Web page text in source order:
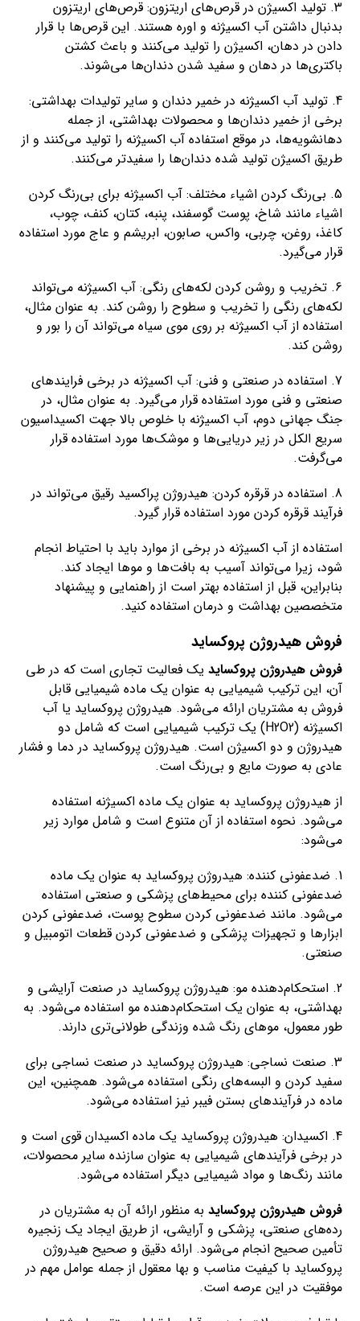
3. تولید اکسیژن در قرص‌های اریتزون: قرص‌های اریتزون
بدنبال داشتن آب اکسیژنه و اوره هستند. این قرص‌ها با قرار
دادن در دهان، اکسیژن را تولید می‌کنند و باعث کشتن
باکتری‌ها در دهان و سفید شدن دندان‌ها می‌شوند.
4. تولید آب اکسیژنه در خمیر دندان و سایر تولیدات بهداشتی:
برخی از خمیر دندان‌ها و محصولات بهداشتی، از جمله
دهانشویه‌ها، در موقع استفاده آب اکسیژنه را تولید می‌کنند و از
طریق اکسیژن تولید شده دندان‌ها را سفیدتر می‌کنند.
5. بی‌رنگ کردن اشیاء مختلف: آب اکسیژنه برای بی‌رنگ کردن
اشیاء مانند شاخ، پوست گوسفند، پنبه، کتان، کنف، چوب،
کاغذ، روغن، چربی، واکس، صابون، ابریشم و عاج مورد استفاده
قرار می‌گیرد.
6. تخریب و روشن کردن لکه‌های رنگی: آب اکسیژنه می‌تواند
لکه‌های رنگی را تخریب و سطوح را روشن کند. به عنوان مثال،
استفاده از آب اکسیژنه بر روی موی سیاه می‌تواند آن را بور و
روشن کند.
7. استفاده در صنعتی و فنی: آب اکسیژنه در برخی فرایندهای
صنعتی و فنی مورد استفاده قرار می‌گیرد. به عنوان مثال، در
جنگ جهانی دوم، آب اکسیژنه با خلوص بالا جهت اکسیداسیون
سریع الکل در زیر دریایی‌ها و موشک‌ها مورد استفاده قرار
می‌گرفت.
8. استفاده در قرقره کردن: هیدروژن پراکسید رقیق می‌تواند در
فرآیند قرقره کردن مورد استفاده قرار گیرد.
استفاده از آب اکسیژنه در برخی از موارد باید با احتیاط انجام
شود، زیرا می‌تواند آسیب به بافت‌ها و موها ایجاد کند.
بنابراین، قبل از استفاده بهتر است از راهنمایی و پیشنهاد
متخصصین بهداشت و درمان استفاده کنید.
فروش هیدروژن پروکساید
فروش هیدروژن پروکساید یک فعالیت تجاری است که در طی
آن، این ترکیب شیمیایی به عنوان یک ماده شیمیایی قابل
فروش به مشتریان ارائه می‌شود. هیدروژن پروکساید یا آب
اکسیژنه (H2O2) یک ترکیب شیمیایی است که شامل دو
هیدروژن و دو اکسیژن است. هیدروژن پروکساید در دما و فشار
عادی به صورت مایع و بی‌رنگ است.
از هیدروژن پروکساید به عنوان یک ماده اکسیژنه استفاده
می‌شود. نحوه استفاده از آن متنوع است و شامل موارد زیر
می‌شود:
1. ضدعفونی کننده: هیدروژن پروکساید به عنوان یک ماده
ضدعفونی کننده برای محیط‌های پزشکی و صنعتی استفاده
می‌شود. مانند ضدعفونی کردن سطوح پوست، ضدعفونی کردن
ابزارها و تجهیزات پزشکی و ضدعفونی کردن قطعات اتومبیل و
صنعتی.
2. استحکام‌دهنده مو: هیدروژن پروکساید در صنعت آرایشی و
بهداشتی، به عنوان یک استحکام‌دهنده مو استفاده می‌شود. به
طور معمول، موهای رنگ شده وزندگی طولانی‌تری دارند.
3. صنعت نساجی: هیدروژن پروکساید در صنعت نساجی برای
سفید کردن و البسه‌های رنگی استفاده می‌شود. همچنین، این
ماده در فرآیندهای بستن فیبر نیز استفاده می‌شود.
4. اکسیدان: هیدروژن پروکساید یک ماده اکسیدان قوی است و
در برخی فرآیندهای شیمیایی به عنوان سازنده سایر محصولات،
مانند رنگ‌ها و مواد شیمیایی دیگر استفاده می‌شود.
فروش هیدروژن پروکساید به منظور ارائه آن به مشتریان در
رده‌های صنعتی، پزشکی و آرایشی، از طریق ایجاد یک زنجیره
تأمین صحیح انجام می‌شود. ارائه دقیق و صحیح هیدروژن
پروکساید با کیفیت مناسب و بها معقول از جمله عوامل مهم در
موفقیت در این عرصه است.